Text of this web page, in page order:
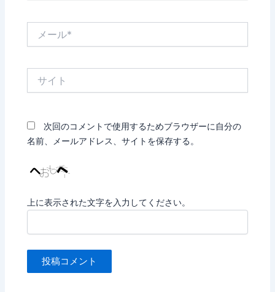
次回のコメントで使用するためブラウザーに自分の
名前、メールアドレス、サイトを保存する。
上に表示された文字を入力してください。